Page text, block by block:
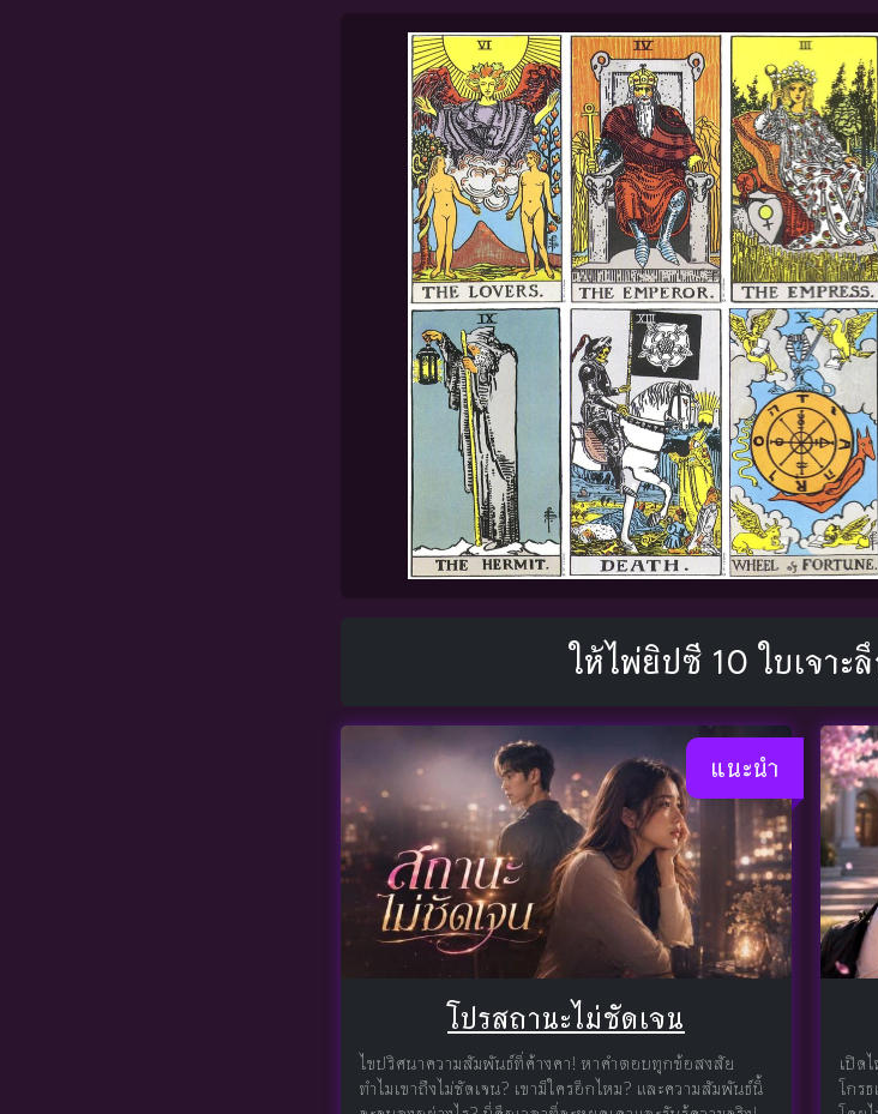
ให้ไพ่ยิปซี 10 ใบเจาะ
แนะนำ
โปรสถานะไม่ชัดเจน
ไขปริศนาความสัมพันธ์ที่ค้างคา! หาคำตอบทุกข้อสงสัย
ทำไมเขาถึงไม่ชัดเจน? เขามีใครอีกไหม? และความสัมพันธ์นี้
เปิด
โกร